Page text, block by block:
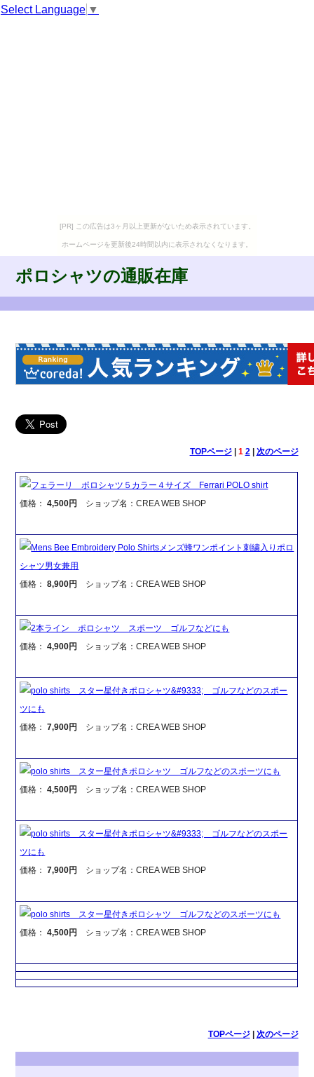
Select Language ▼
[PR] この広告は3ヶ月以上更新がないため表示されています。
ホームページを更新後24時間以内に表示されなくなります。
ポロシャツの通販在庫
TOPページ| 1 2| 次のページ
フェラーリ ポロシャツ５カラー４サイズ Ferrari POLO shirt
価格：4,500円 ショップ名：CREA WEB SHOP
Mens Bee Embroidery Polo Shirtsメンズ蜂ワンポイント刺繍入りポロ
シャツ男女兼用
価格：8,900円 ショップ名：CREA WEB SHOP
2本ライン ポロシャツ スポーツ ゴルフなどにも
価格：4,900円 ショップ名：CREA WEB SHOP
polo shirts スター星付きポロシャツ&#9333; ゴルフなどのスポー
ツにも
価格：7,900円 ショップ名：CREA WEB SHOP
polo shirts スター星付きポロシャツ ゴルフなどのスポーツにも
価格：4,500円 ショップ名：CREA WEB SHOP
polo shirts スター星付きポロシャツ&#9333; ゴルフなどのスポー
ツにも
価格：7,900円 ショップ名：CREA WEB SHOP
polo shirts スター星付きポロシャツ ゴルフなどのスポーツにも
価格：4,500円 ショップ名：CREA WEB SHOP
TOPページ| 次のページ